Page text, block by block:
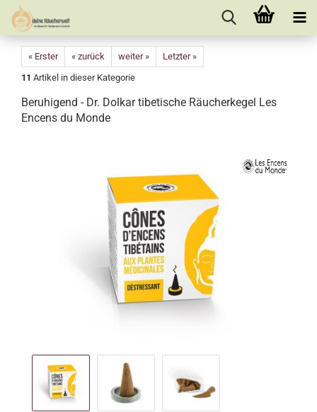
« Erster « zurück weiter »
Letzter »
11 Artikel in dieser Kategorie
Beruhigend - Dr. Dolkar tibetische Räucherkegel Les
Encens du Monde